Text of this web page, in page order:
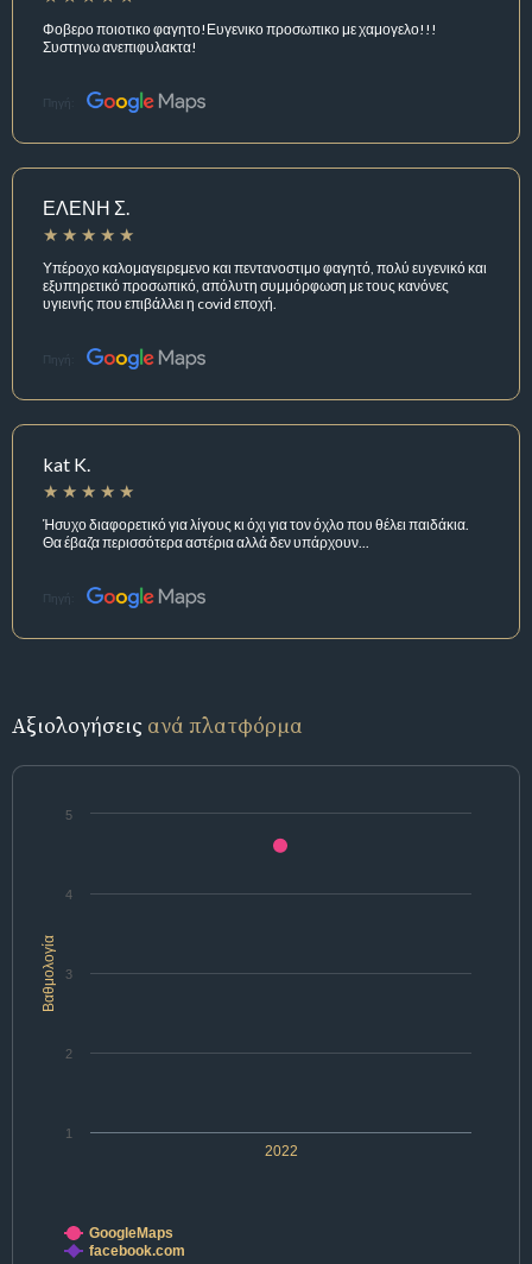
Φοβερο ποιοτικο φαγητο!Ευγενικο προσωπικο με χαμογελο!!!
Συστηνω ανεπιφυλακτα!
Πηγή:
ΕΛΕΝΗ Σ.
Υπέροχο καλομαγειρεμενο και πεντανοστιμο φαγητό, πολύ ευγενικό και
εξυπηρετικό προσωπικό, απόλυτη συμμόρφωση με τους κανόνες
υγιεινής που επιβάλλει η covid εποχή.
Πηγή:
kat K.
Ήσυχο διαφορετικό για λίγους κι όχι για τον όχλο που θέλει παιδάκια.
Θα έβαζα περισσότερα αστέρια αλλά δεν υπάρχουν...
Πηγή:
Αξιολογήσεις ανά πλατφόρμα
Βαθμολογία
2022
1
2
3
4
5
GoogleMaps
facebook.com